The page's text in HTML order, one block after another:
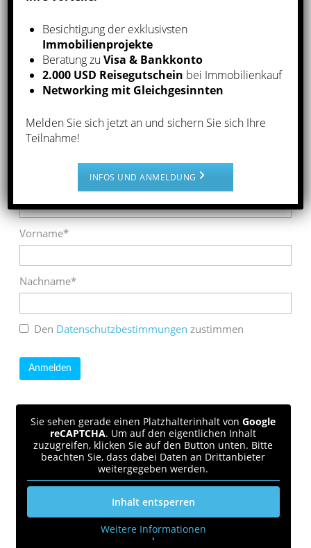
Corp. selbst.
Newsletter-Anmeldung
Über unseren Newsletter erhalten Sie regelmäßig die
relevantesten Informationen.
Anrede*
Frau
Vorname*
Nachname*
Den Datenschutzbestimmungen zustimmen
Sie sehen gerade einen Platzhalterinhalt vonGoogle
reCAPTCHA. Um auf den eigentlichen Inhalt
zuzugreifen, klicken Sie auf den Button unten. Bitte
beachten Sie, dass dabei Daten an Drittanbieter
weitergegeben werden.
Inhalt entsperren
Weitere Informationen
'
Besichtigung der exklusivsten
Immobilienprojekte
Beratung zuVisa & Bankkonto
2.000 USD Reisegutschein bei Immobilienkauf
Networking mit Gleichgesinnten
Melden Sie sich jetzt an und sichern Sie sich Ihre
Teilnahme!
INFOS UND ANMELDUNG